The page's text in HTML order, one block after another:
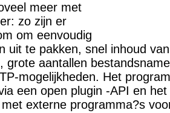
meer met
zo zijn er
om eenvoudig
uit te pakken, snel inhoud
grote aantallen
mogelijkheden. Het
een open plugin -API en
externe programma?s